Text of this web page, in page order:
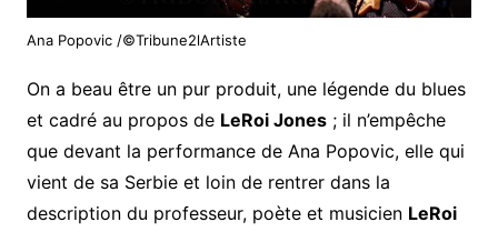
Ana Popovic /©Tribune2lArtiste
On a beau être un pur produit, une légende du blues
et cadré au propos de LeRoi Jones; il n’empêche
que devant la performance de Ana Popovic, elle qui
vient de sa Serbie et loin de rentrer dans la
description du professeur, poète et musicien LeRoi